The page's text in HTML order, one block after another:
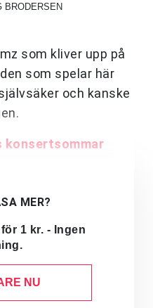
BRODERSEN
som kliver upp på
som spelar här
och kanske
konsertsommar
MER?
1 kr. - Ingen
NU